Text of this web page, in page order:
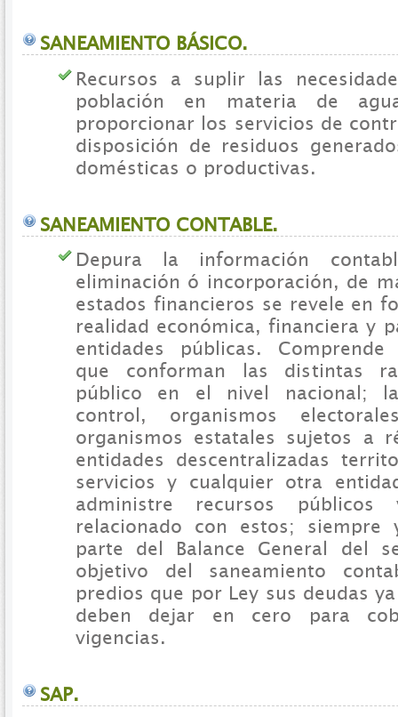
SANEAMIENTO BÁSICO.
Recursos a suplir las
población en materia de
proporcionar los servicios de
disposición de residuos
domésticas o productivas.
SANEAMIENTO CONTABLE.
Depura la información
eliminación ó incorporación, de
estados financieros se revele en
realidad económica, financiera y
entidades públicas.
que conforman las distintas
público en el nivel nacional;
control, organismos
organismos estatales sujetos a
entidades descentralizadas
servicios y cualquier otra
administre recursos
relacionado con estos; siempre
parte del Balance General del
objetivo del saneamiento
predios que por Ley sus deudas
deben dejar en cero para
vigencias.
SAP.